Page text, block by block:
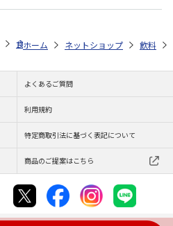
食品 ＬＩＦＥ ＣＡＰＳＵＬＥ ７
ホーム ネットショップ 飲料
よくあるご質問
利用規約
特定商取引法に基づく表記について
商品のご提案はこちら